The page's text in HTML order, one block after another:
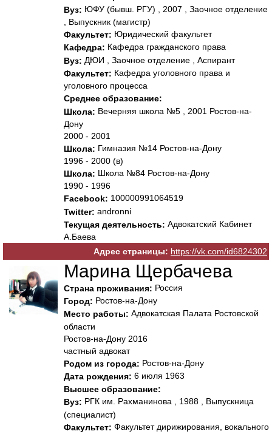
Вуз: ЮФУ (бывш. РГУ) , 2007 , Заочное отделение
, Выпускник (магистр)
Факультет: Юридический факультет
Кафедра: Кафедра гражданского пpава
Вуз: ДЮИ , Заочное отделение , Аспирант
Факультет: Кафедра уголовного права и
уголовного процесса
Среднее образование:
Школа: Вечерняя школа №5 , 2001 Ростов-на-
Дону
2000 - 2001
Школа: Гимназия №14 Ростов-на-Дону
1996 - 2000 (в)
Школа: Школа №84 Ростов-на-Дону
1990 - 1996
Facebook: 100000991064519
Twitter: andronni
Текущая деятельность: Адвокатский Кабинет
А.Баева
Адрес страницы: https://vk.com/id6824302
Марина Щербачева
Страна проживания: Россия
Город: Ростов-на-Дону
Место работы: Адвокатская Палата Ростовской
области
Ростов-на-Дону 2016
частный адвокат
Родом из города: Ростов-на-Дону
Дата рождения: 6 июля 1963
Высшее образование:
Вуз: РГК им. Рахманинова , 1988 , Выпускница
(специалист)
Факультет: Факультет дирижирования, вокального